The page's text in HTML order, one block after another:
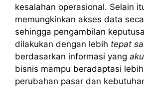
kesalahan operasional. Selain
memungkinkan akses data
sehingga pengambilan
dilakukan dengan lebih tepat
berdasarkan informasi yang
bisnis mampu beradaptasi
perubahan pasar dan